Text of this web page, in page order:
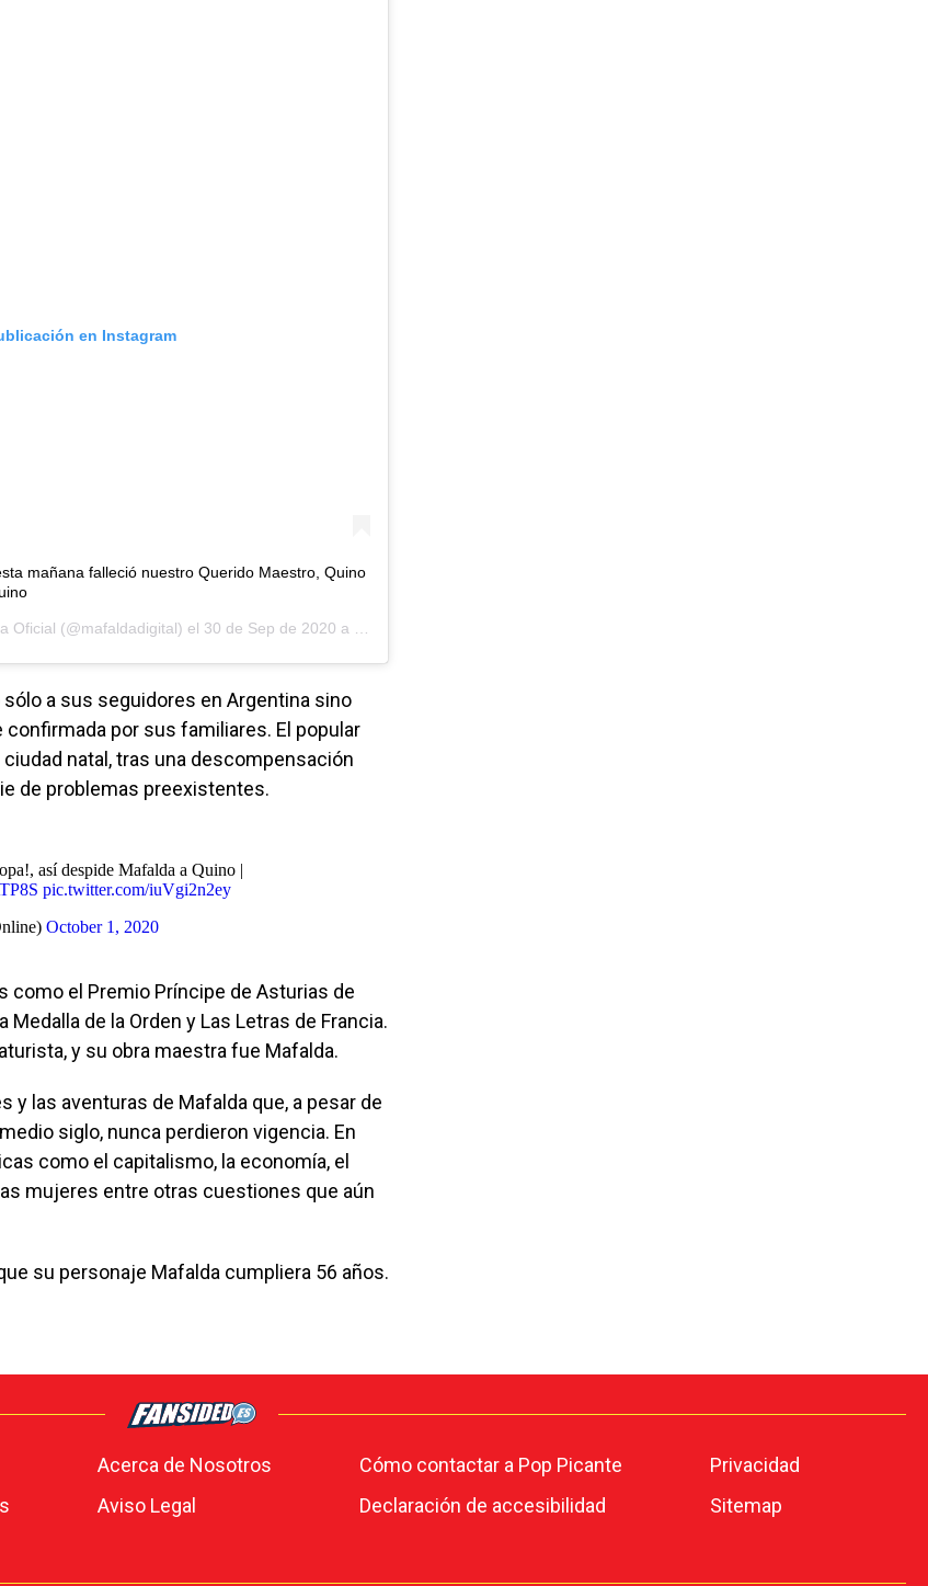
en Instagram
mañana falleció nuestro Querido Maestro, Quino
Oficial (@mafaldadigital) el 30 de Sep de 2020 a las 7:53 PDT
a sus seguidores en Argentina sino
por sus familiares. El popular
natal, tras una descompensación
de problemas preexistentes.
así despide Mafalda a Quino |
pic.twitter.com/iuVgi2n2ey
October 1, 2020
como el Premio Príncipe de Asturias de
de la Orden y Las Letras de Francia.
y su obra maestra fue Mafalda.
y las aventuras de Mafalda que, a pesar de
siglo, nunca perdieron vigencia. En
como el capitalismo, la economía, el
mujeres entre otras cuestiones que aún
su personaje Mafalda cumpliera 56 años.
Acerca de Nosotros Cómo contactar a Pop Picante
Privacidad
Aviso Legal Declaración de accesibilidad
Sitemap